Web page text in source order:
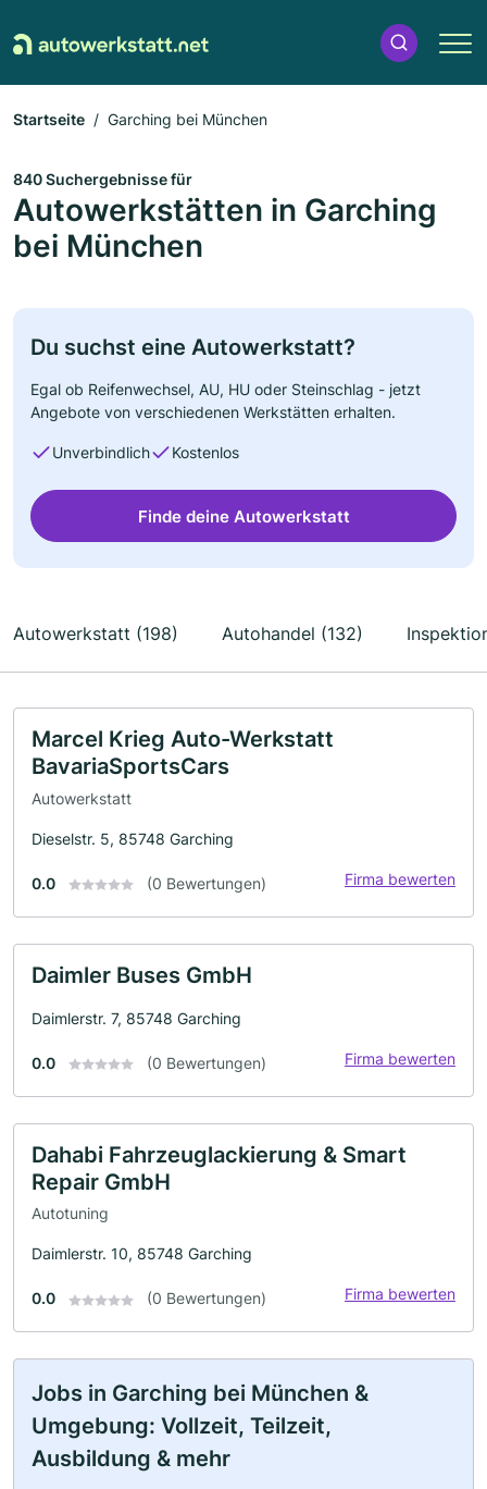
Startseite Garching bei München
840 Suchergebnisse für
Autowerkstätten in Garching
bei München
Du suchst eine Autowerkstatt?
Egal ob Reifenwechsel, AU, HU oder Steinschlag - jetzt
Angebote von verschiedenen Werkstätten erhalten.
Unverbindlich Kostenlos
Finde deine Autowerkstatt
Autowerkstatt (198) Autohandel (132)
Marcel Krieg Auto-Werkstatt
BavariaSportsCars
Autowerkstatt
Dieselstr. 5, 85748 Garching
0.0 (0 Bewertungen) Firma bewerten
Daimler Buses GmbH
Daimlerstr. 7, 85748 Garching
0.0 (0 Bewertungen) Firma bewerten
Dahabi Fahrzeuglackierung & Smart
Repair GmbH
Autotuning
Daimlerstr. 10, 85748 Garching
0.0 (0 Bewertungen) Firma bewerten
Jobs in Garching bei München &
Umgebung: Vollzeit, Teilzeit,
Ausbildung & mehr